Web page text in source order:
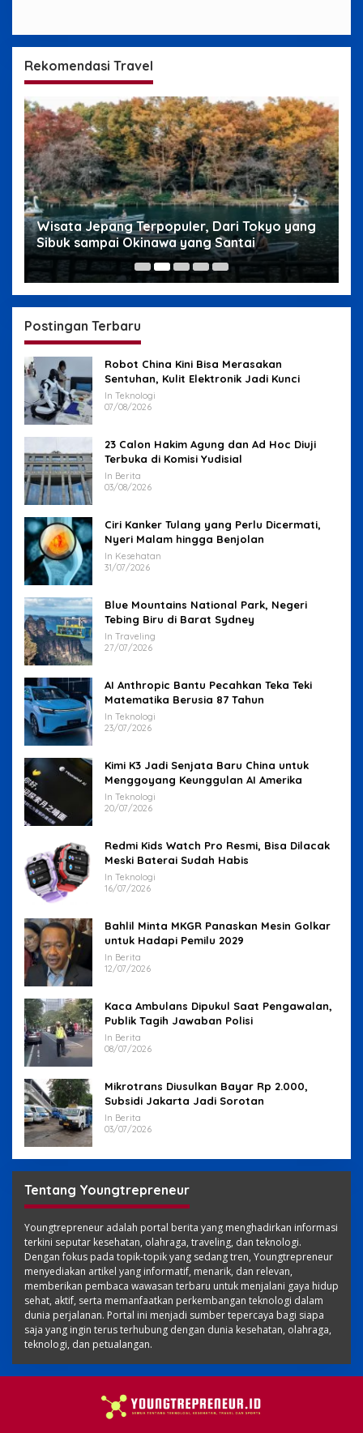
Rekomendasi Travel
Wisata Jepang Terpopuler, Dari Tokyo yang
Sibuk sampai Okinawa yang Santai
Postingan Terbaru
Robot China Kini Bisa Merasakan
Sentuhan, Kulit Elektronik Jadi Kunci
In Teknologi
07/08/2026
23 Calon Hakim Agung dan Ad Hoc Diuji
Terbuka di Komisi Yudisial
In Berita
03/08/2026
Ciri Kanker Tulang yang Perlu Dicermati,
Nyeri Malam hingga Benjolan
In Kesehatan
31/07/2026
Blue Mountains National Park, Negeri
Tebing Biru di Barat Sydney
In Traveling
27/07/2026
AI Anthropic Bantu Pecahkan Teka Teki
Matematika Berusia 87 Tahun
In Teknologi
23/07/2026
Kimi K3 Jadi Senjata Baru China untuk
Menggoyang Keunggulan AI Amerika
In Teknologi
20/07/2026
Redmi Kids Watch Pro Resmi, Bisa Dilacak
Meski Baterai Sudah Habis
In Teknologi
16/07/2026
Bahlil Minta MKGR Panaskan Mesin Golkar
untuk Hadapi Pemilu 2029
In Berita
12/07/2026
Kaca Ambulans Dipukul Saat Pengawalan,
Publik Tagih Jawaban Polisi
In Berita
08/07/2026
Mikrotrans Diusulkan Bayar Rp 2.000,
Subsidi Jakarta Jadi Sorotan
In Berita
03/07/2026
Tentang Youngtrepreneur
Youngtrepreneur adalah portal berita yang menghadirkan informasi
terkini seputar kesehatan, olahraga, traveling, dan teknologi.
Dengan fokus pada topik-topik yang sedang tren, Youngtrepreneur
menyediakan artikel yang informatif, menarik, dan relevan,
memberikan pembaca wawasan terbaru untuk menjalani gaya hidup
sehat, aktif, serta memanfaatkan perkembangan teknologi dalam
dunia perjalanan. Portal ini menjadi sumber tepercaya bagi siapa
saja yang ingin terus terhubung dengan dunia kesehatan, olahraga,
teknologi, dan petualangan.